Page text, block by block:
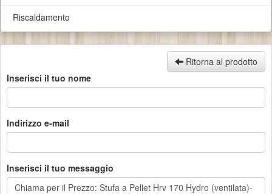
Riscaldamento
Ritorna al prodotto
Inserisci il tuo nome
Indirizzo e-mail
Inserisci il tuo messaggio